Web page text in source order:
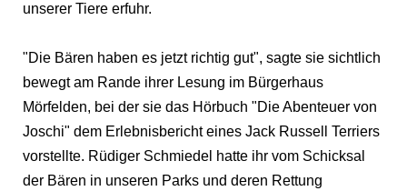
unserer Tiere erfuhr.
"Die Bären haben es jetzt richtig gut", sagte sie sichtlich
bewegt am Rande ihrer Lesung im Bürgerhaus
Mörfelden, bei der sie das Hörbuch "Die Abenteuer von
Joschi" dem Erlebnisbericht eines Jack Russell Terriers
vorstellte. Rüdiger Schmiedel hatte ihr vom Schicksal
der Bären in unseren Parks und deren Rettung